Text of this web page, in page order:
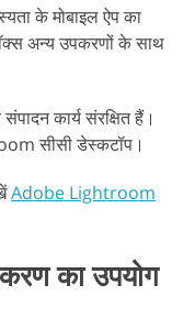
के मोबाइल ऐप का
अन्य उपकरणों के साथ
कार्य संरक्षित हैं।
सीसी डेस्कटॉप।
Adobe Lightroom
का उपयोग